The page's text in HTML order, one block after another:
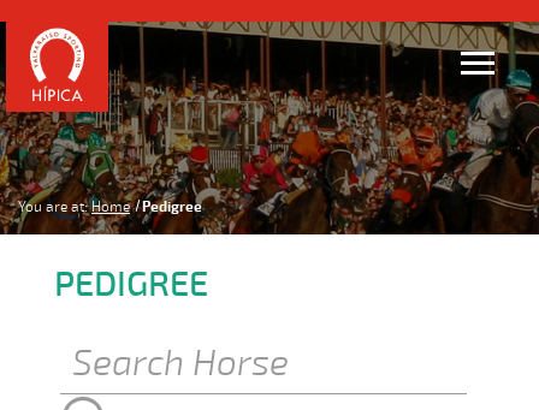
You are at: Home Pedigree
PEDIGREE